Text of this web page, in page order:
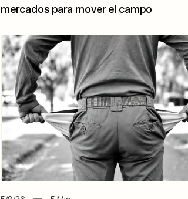
mercados para mover el campo